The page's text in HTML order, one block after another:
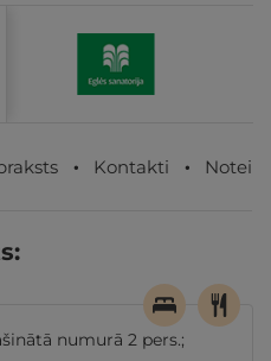
Kontakti
numurā 2 pers.;